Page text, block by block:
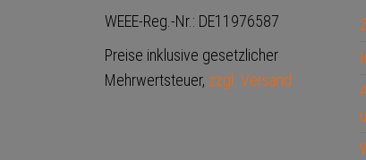
WEEE-Reg.-Nr.: DE11976587
Preise inklusive gesetzlicher
Mehrwertsteuer, zzgl. Versand